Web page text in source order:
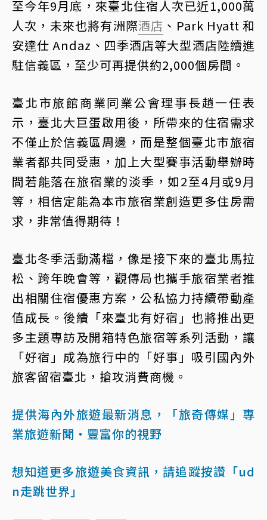
至今年9月底，來臺北住宿人次已近1,000萬
人次，未來也將有洲際酒店 、Park Hyatt 和
安達仕 Andaz、四季酒店等大型酒店陸續進
駐信義區，至少可再提供約2,000個房間。
臺北市旅館商業同業公會理事長趙一任表
示，臺北大巨蛋啟用後，所帶來的住宿需求
不僅止於信義區周邊，而是整個臺北市旅宿
業者都共同受惠，加上大型賽事活動舉辦時
間若能落在旅宿業的淡季，如2至4月或9月
等，相信定能為本市旅宿業創造更多住房需
求，非常值得期待！
臺北冬季活動滿檔，像是接下來的臺北馬拉
松、跨年晚會等，觀傳局也攜手旅宿業者推
出相關住宿優惠方案，公私協力持續帶動產
值成長。後續「來臺北有好宿」也將推出更
多主題專訪及開箱特色旅宿等系列活動，讓
「好宿」成為旅行中的「好事」吸引國內外
旅客留宿臺北，搶攻消費商機。
提供海內外旅遊最新消息，「旅奇傳媒」專
業旅遊新聞‧豐富你的視野
想知道更多旅遊美食資訊，請追蹤按讚「ud
n走跳世界」